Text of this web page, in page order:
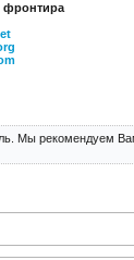
фронтира
Мы рекомендуем